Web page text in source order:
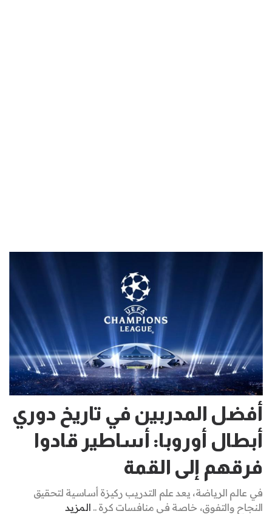
أفضل المدربين في تاريخ دوري
أبطال أوروبا: أساطير قادوا
فرقهم إلى القمة
في عالم الرياضة، يعد علم التدريب ركيزة أساسية لتحقيق
النجاح والتفوق، خاصة في منافسات كرة .. المزيد